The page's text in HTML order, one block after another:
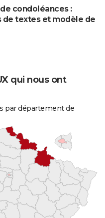
condoléances :
de textes et modèle de
qui nous ont
par département de